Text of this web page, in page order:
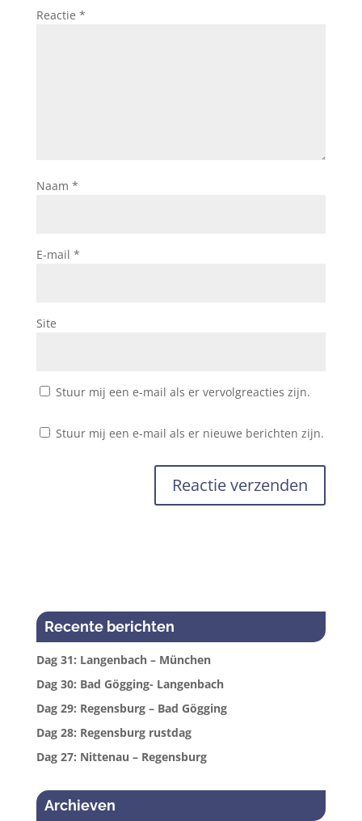
Reactie *
Naam *
E-mail *
Site
Stuur mij een e-mail als er vervolgreacties zijn.
Stuur mij een e-mail als er nieuwe berichten zijn.
Recente berichten
Dag 31: Langenbach – München
Dag 30: Bad Gögging- Langenbach
Dag 29: Regensburg – Bad Gögging
Dag 28: Regensburg rustdag
Dag 27: Nittenau – Regensburg
Archieven